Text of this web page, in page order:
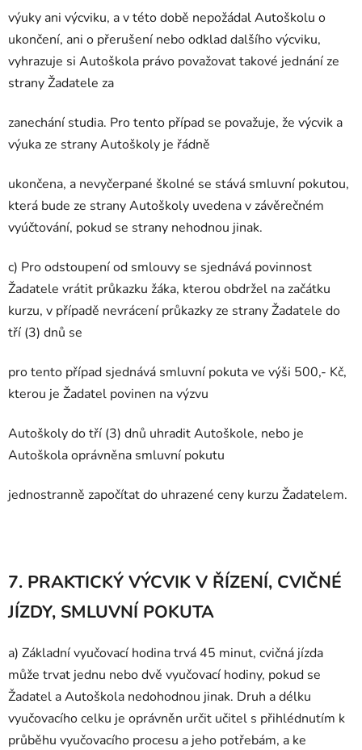
výuky ani výcviku, a v této době nepožádal Autoškolu o
ukončení, ani o přerušení nebo odklad dalšího výcviku,
vyhrazuje si Autoškola právo považovat takové jednání ze
strany Žadatele za
zanechání studia. Pro tento případ se považuje, že výcvik a
výuka ze strany Autoškoly je řádně
ukončena, a nevyčerpané školné se stává smluvní pokutou,
která bude ze strany Autoškoly uvedena v závěrečném
vyúčtování, pokud se strany nehodnou jinak.
c) Pro odstoupení od smlouvy se sjednává povinnost
Žadatele vrátit průkazku žáka, kterou obdržel na začátku
kurzu, v případě nevrácení průkazky ze strany Žadatele do
tří (3) dnů se
pro tento případ sjednává smluvní pokuta ve výši 500,- Kč,
kterou je Žadatel povinen na výzvu
Autoškoly do tří (3) dnů uhradit Autoškole, nebo je
Autoškola oprávněna smluvní pokutu
jednostranně započítat do uhrazené ceny kurzu Žadatelem.
7. PRAKTICKÝ VÝCVIK V ŘÍZENÍ, CVIČNÉ
JÍZDY, SMLUVNÍ POKUTA
a) Základní vyučovací hodina trvá 45 minut, cvičná jízda
může trvat jednu nebo dvě vyučovací hodiny, pokud se
Žadatel a Autoškola nedohodnou jinak. Druh a délku
vyučovacího celku je oprávněn určit učitel s přihlédnutím k
průběhu vyučovacího procesu a jeho potřebám, a ke